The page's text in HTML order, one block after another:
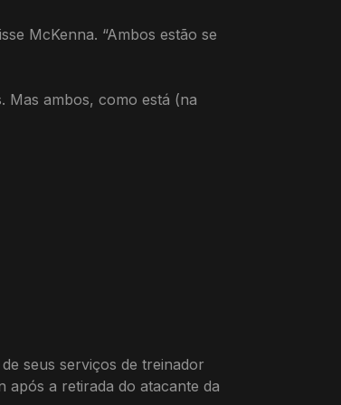
McKenna. “Ambos estão se
Mas ambos, como está (na
seus serviços de treinador
a retirada do atacante da